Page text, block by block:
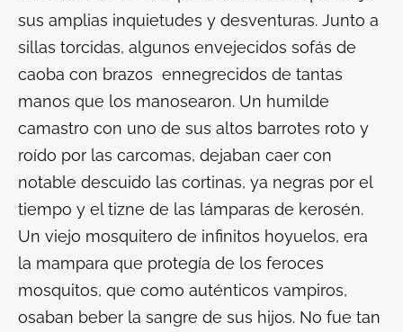
sus amplias inquietudes y desventuras. Junto a
sillas torcidas, algunos envejecidos sofás de
caoba con brazos ennegrecidos de tantas
manos que los manosearon. Un humilde
camastro con uno de sus altos barrotes roto y
roído por las carcomas, dejaban caer con
notable descuido las cortinas, ya negras por el
tiempo y el tizne de las lámparas de kerosén.
Un viejo mosquitero de infinitos hoyuelos, era
la mampara que protegía de los feroces
mosquitos, que como auténticos vampiros,
osaban beber la sangre de sus hijos. No fue tan